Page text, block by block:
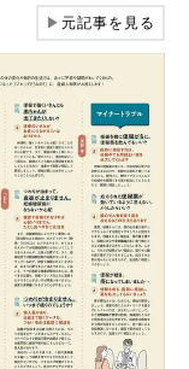
▶元記事を見る